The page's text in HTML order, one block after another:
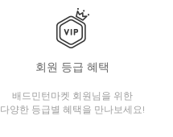
회원 등급 혜택
배드민턴마켓 회원님을 위한
다양한 등급별 혜택을 만나보세요!